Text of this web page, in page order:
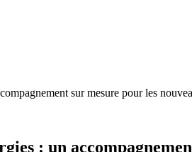
sur mesure pour les
: un